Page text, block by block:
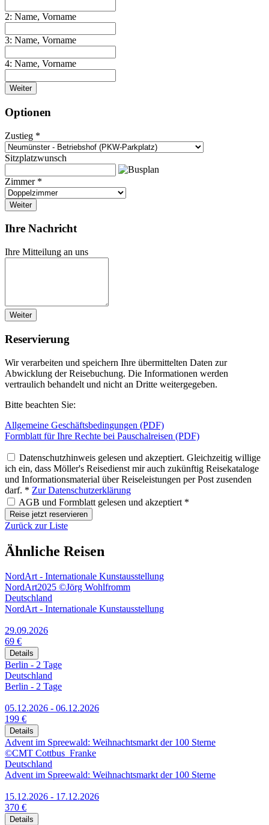
2: Name, Vorname
3: Name, Vorname
4: Name, Vorname
Weiter
Optionen
Zustieg *
Sitzplatzwunsch
Zimmer *
Weiter
Ihre Nachricht
Ihre Mitteilung an uns
Weiter
Reservierung
Wir verarbeiten und speichern Ihre übermittelten Daten zur
Abwicklung der Reisebuchung. Die Informationen werden
vertraulich behandelt und nicht an Dritte weitergegeben.
Bitte beachten Sie:
Allgemeine Geschäftsbedingungen (PDF)
Formblatt für Ihre Rechte bei Pauschalreisen (PDF)
Datenschutzhinweis gelesen und akzeptiert. Gleichzeitig willige
ich ein, dass Möller's Reisedienst mir auch zukünftig Reisekataloge
und Informationsmaterial über Reiseleistungen per Post zusenden
darf. * Zur Datenschutzerklärung
AGB und Formblatt gelesen und akzeptiert *
Reise jetzt reservieren
Zurück zur Liste
Ähnliche Reisen
NordArt - Internationale Kunstausstellung
NordArt2025 ©Jörg Wohlfromm
Deutschland
NordArt - Internationale Kunstausstellung
29.09.2026
69 €
Details
Berlin - 2 Tage
Deutschland
Berlin - 2 Tage
05.12.2026 - 06.12.2026
199 €
Details
Advent im Spreewald: Weihnachtsmarkt der 100 Sterne
©CMT Cottbus_Franke
Deutschland
Advent im Spreewald: Weihnachtsmarkt der 100 Sterne
15.12.2026 - 17.12.2026
370 €
Details